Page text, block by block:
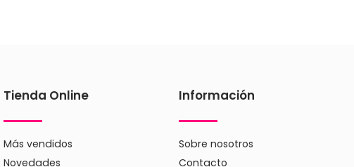
Tienda Online
Más vendidos
Novedades
Información
Sobre nosotros
Contacto